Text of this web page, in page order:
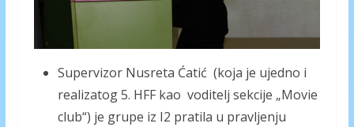
Supervizor Nusreta Ćatić (koja je ujedno i
realizatog 5. HFF kao voditelj sekcije „Movie
club“) je grupe iz I2 pratila u pravljenju